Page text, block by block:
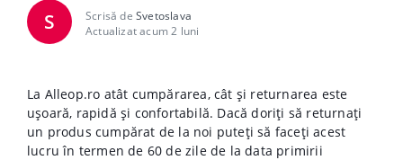
S Scrisă deSvetoslava
Actualizat acum 2 luni
La Alleop.ro atât cumpărarea, cât și returnarea este
ușoară, rapidă și confortabilă. Dacă doriți să returnați
un produs cumpărat de la noi puteți să faceți acest
lucru în termen de 60 de zile de la data primirii